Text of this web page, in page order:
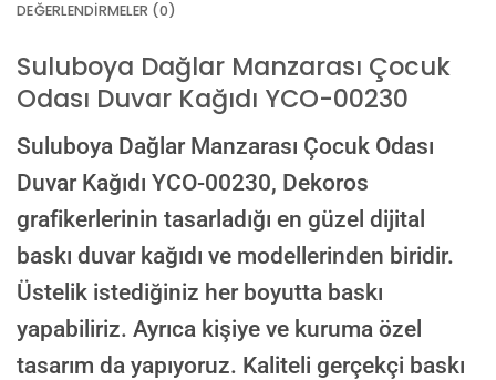
GÖRSEL LINKI
E-posta ile de gönderebilirsiniz:
Görseliniz baskıya alınmadan önce ölçüye göre düzenlenmiş son hali
AI TASARIMIYLA SIPARIŞ VER
ONAYINIZDAN SONRA BASKIYA GEÇILECEK
DEĞERLENDIRMELER (0)
Suluboya Dağlar Manzarası Çocuk
Odası Duvar Kağıdı YCO-00230
Suluboya Dağlar Manzarası Çocuk Odası
Duvar Kağıdı YCO-00230, Dekoros
grafikerlerinin tasarladığı en güzel dijital
baskı duvar kağıdı ve modellerinden biridir.
Üstelik istediğiniz her boyutta baskı
yapabiliriz. Ayrıca kişiye ve kuruma özel
tasarım da yapıyoruz. Kaliteli gerçekçi baskı